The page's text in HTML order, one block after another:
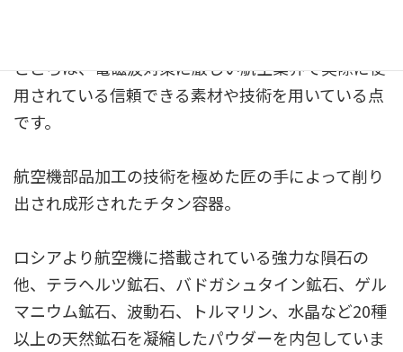
ところは、電磁波対策に厳しい航空業界で実際に使
用されている信頼できる素材や技術を用いている点
です。
航空機部品加工の技術を極めた匠の手によって削り
出され成形されたチタン容器。
ロシアより航空機に搭載されている強力な隕石の
他、テラヘルツ鉱石、バドガシュタイン鉱石、ゲル
マニウム鉱石、波動石、トルマリン、水晶など20種
以上の天然鉱石を凝縮したパウダーを内包していま